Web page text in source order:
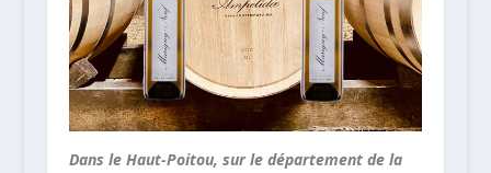
Dans le Haut-Poitou, sur le département de la